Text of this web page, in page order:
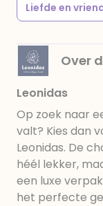
Liefde en
Over
Leonidas
Op zoek naar
valt? Kies dan
Leonidas. De
héél lekker,
een luxe
het perfecte